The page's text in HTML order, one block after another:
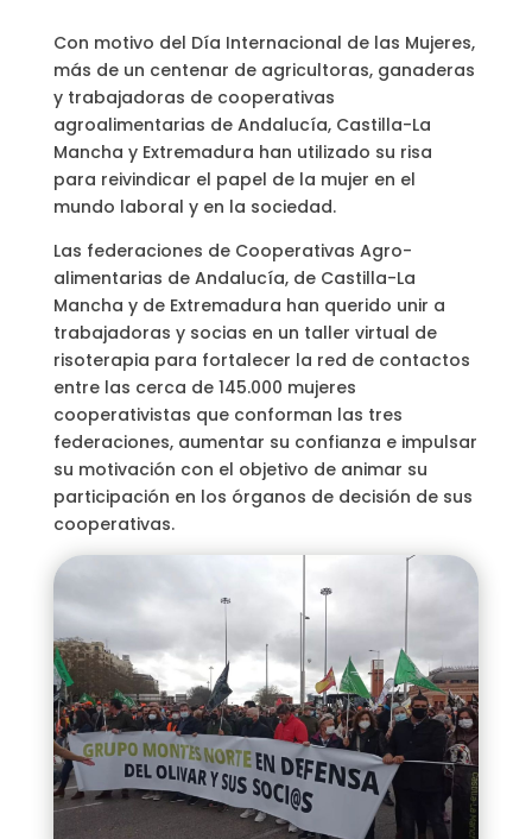
Con motivo del Día Internacional de las Mujeres,
más de un centenar de agricultoras, ganaderas
y trabajadoras de cooperativas
agroalimentarias de Andalucía, Castilla-La
Mancha y Extremadura han utilizado su risa
para reivindicar el papel de la mujer en el
mundo laboral y en la sociedad.
Las federaciones de Cooperativas Agro-
alimentarias de Andalucía, de Castilla-La
Mancha y de Extremadura han querido unir a
trabajadoras y socias en un taller virtual de
risoterapia para fortalecer la red de contactos
entre las cerca de 145.000 mujeres
cooperativistas que conforman las tres
federaciones, aumentar su confianza e impulsar
su motivación con el objetivo de animar su
participación en los órganos de decisión de sus
cooperativas.